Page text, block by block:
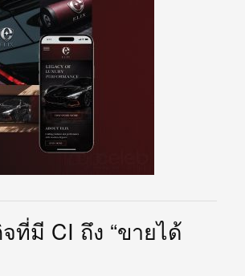
ที่มี CI ถึง “ขายได้